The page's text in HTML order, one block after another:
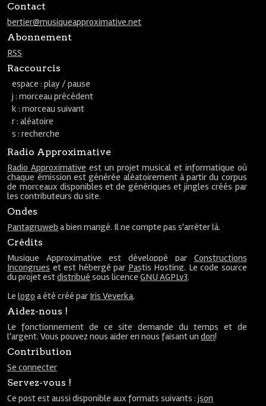
Contact
bertier@musiqueapproximative.net
Abonnement
RSS
Raccourcis
espace : play / pause
j : morceau précédent
k : morceau suivant
r : aléatoire
s : recherche
Radio Approximative
Radio Approximative est un projet musical et informatique où
chaque émission est générée aléatoirement à partir du corpus
de morceaux disponibles et de génériques et jingles créés par
les contributeurs du site.
Ondes
Pantagruweb a bien mangé. Il ne compte pas s'arrêter là.
Crédits
Musique Approximative est développé par Constructions
Incongrues et est hébergé par Pastis Hosting. Le code source
du projet estdistribué sous licenceGNU AGPLv3.
Lelogo a été créé par Iris Veverka.
Aidez-nous !
Le fonctionnement de ce site demande du temps et de
l'argent. Vous pouvez nous aider en nous faisant undon!
Contribution
Se connecter
Servez-vous !
Ce post est aussi disponible aux formats suivants :json